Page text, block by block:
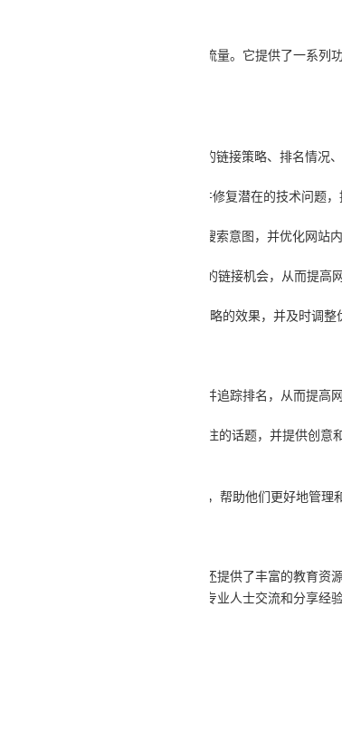
用户提高网站的排名并获得更多的流量。它提供了一系
入分析竞争对手的网站，了解他们的链接策略、排名情况
自己的网站进行全面的审核，发现并修复潜在的技术问题，
以找到潜在的关键词，了解用户的搜索意图，并优化网站内
能，用户可以发现热门内容和潜在的链接机会，从而提高
己的关键词排名情况，了解优化策略的效果，并及时调整
专业人士分析竞争对手、优化网站并追踪排名，从而提高
可以帮助内容营销人员找到受众关注的话题，并提供创
选项，适用于大型企业和团队使用，帮助他们更好地管理
根据指引进行操作和分析。Ahrefs还提供了丰富的教育资
入Ahrefs的私人社区，与其他SEO专业人士交流和分享